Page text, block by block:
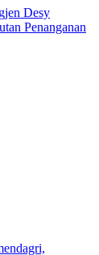
Desy
Penanganan